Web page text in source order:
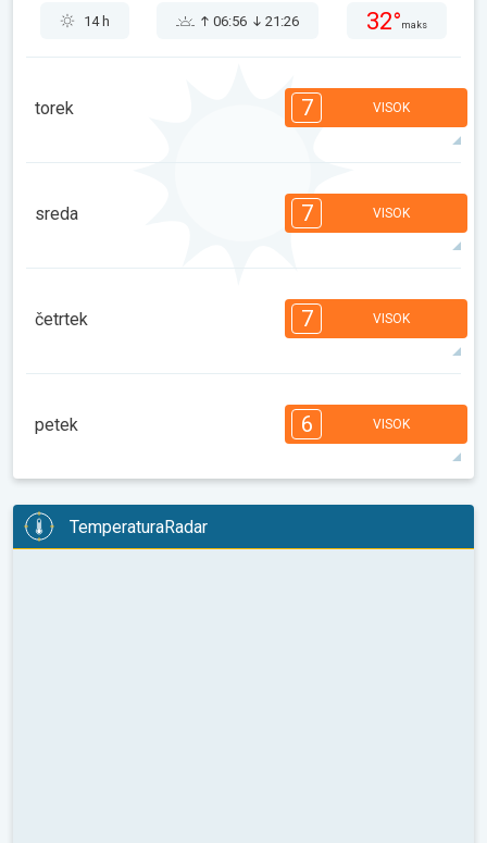
14 h 06:56 21:26 32° maks
torek 7 VISOK
14:00
4
13 h 06:57 21:24 36°maks
sreda 7 VISOK
1
14:00
4
13 h 06:58 21:22 37°maks
četrtek 7 VISOK
08:00 14:00
3
13 h 07:00 21:21 38°maks
petek 6 VISOK
1
08:00
3 4 3
TemperaturaRadar